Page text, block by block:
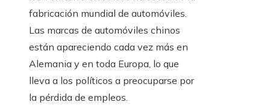
fabricación mundial de automóviles.
Las marcas de automóviles chinos
están apareciendo cada vez más en
Alemania y en toda Europa, lo que
lleva a los políticos a preocuparse por
la pérdida de empleos.